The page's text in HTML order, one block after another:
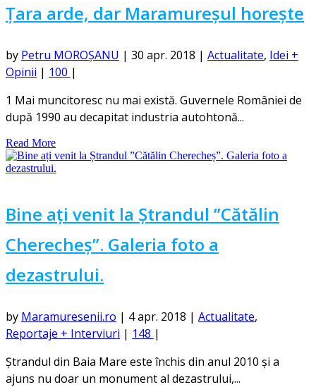
Țara arde, dar Maramureșul horește
by Petru MOROȘANU | 30 apr. 2018 | Actualitate, Idei +
Opinii | 100 |
1 Mai muncitoresc nu mai există. Guvernele României de
după 1990 au decapitat industria autohtonă...
Read More
Bine ați venit la Ștrandul ”Cătălin
Cherecheș”. Galeria foto a
dezastrului.
by Maramuresenii.ro | 4 apr. 2018 | Actualitate,
Reportaje + Interviuri | 148 |
Ștrandul din Baia Mare este închis din anul 2010 și a
ajuns nu doar un monument al dezastrului,...